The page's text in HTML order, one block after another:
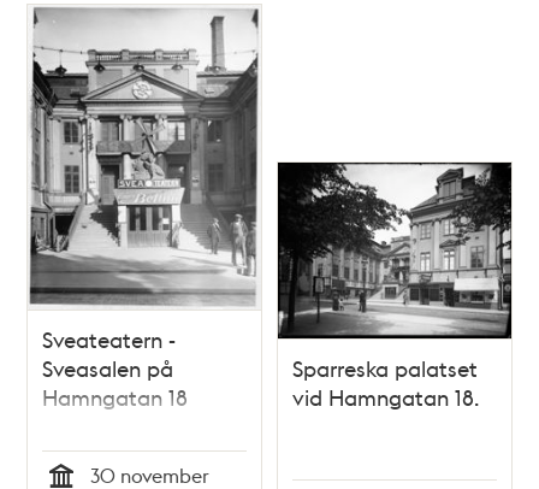
Sveateatern -
Sveasalen på
Hamngatan 18
30 november
Sparreska palatset
vid Hamngatan 18.